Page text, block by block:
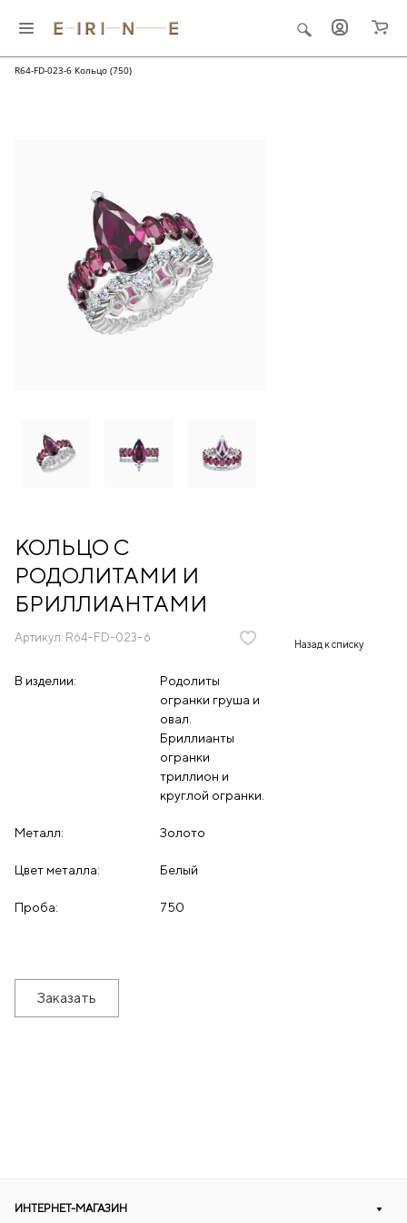
R64-FD-023-6 Кольцо (750)
КОЛЬЦО С
РОДОЛИТАМИ И
БРИЛЛИАНТАМИ
Артикул: R64-FD-023-6
В изделии:
Родолиты
огранки груша и
овал.
Бриллианты
огранки
триллион и
круглой огранки.
Металл: Золото
Цвет металла: Белый
Проба: 750
Заказать
Назад к списку
ИНТЕРНЕТ-МАГАЗИН